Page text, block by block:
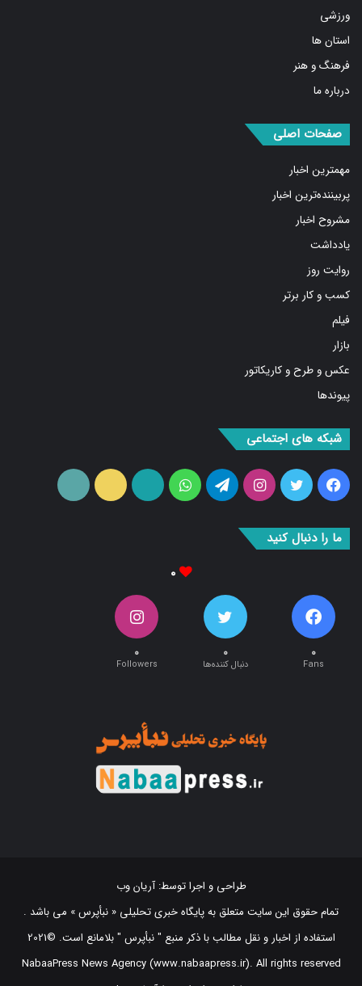
ورزشی
استان ها
فرهنگ و هنر
درباره ما
صفحات اصلی
مهمترین اخبار
پربیننده‌ترین اخبار
مشروح اخبار
یادداشت
روایت روز
کسب و کار برتر
فیلم
بازار
عکس و طرح و کاریکاتور
پیوندها
شبکه های اجتماعی
فیس
توییتر اینستاگرامتلگرام واتس
آپارات ایتا
ما را دنبال کنید
۰
۰
Fans
۰
دنبال کننده‌ها
۰
Followers
طراحی و اجرا توسط:آریان وب
تمام حقوق این سایت متعلق به پایگاه خبری تحلیلی « نبأپرس » می باشد .
استفاده از اخبار و نقل مطالب با ذکر منبع "‌ نبأپرس " بلامانع است. ©2021
NabaaPress News Agency (www.nabaapress.ir). All rights reserved